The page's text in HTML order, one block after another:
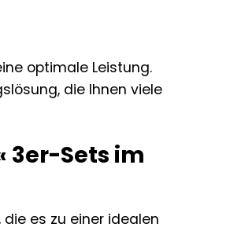
optimale Leistung.
die Ihnen viele
3er-Sets im
die es zu einer idealen